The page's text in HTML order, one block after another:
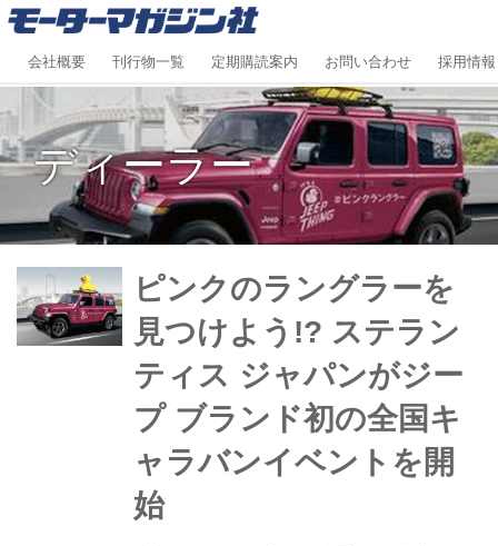
会社概要 刊行物一覧 定期購読案内 お問い合わせ 採用情報
ディーラー
ピンクのラングラーを
見つけよう!? ステラン
ティス ジャパンがジー
プ ブランド初の全国キ
ャラバンイベントを開
始